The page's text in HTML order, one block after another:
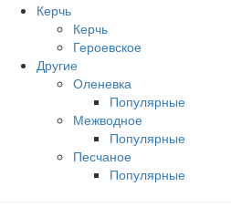
Керчь
Керчь
Героевское
Другие
Оленевка
Популярные
Межводное
Популярные
Песчаное
Популярные